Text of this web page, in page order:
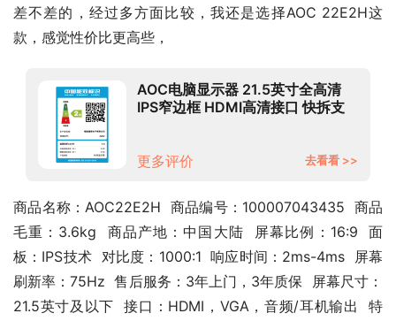
差不差的，经过多方面比较，我还是选择AOC 22E2H这
款，感觉性价比更高些，
AOC电脑显示器 21.5英寸全高清
IPS窄边框 HDMI高清接口 快拆支
更多评价
去看看 >>
商品名称：AOC22E2H  商品编号：100007043435  商品
毛重：3.6kg  商品产地：中国大陆  屏幕比例：16:9  面
板：IPS技术  对比度：1000:1  响应时间：2ms-4ms  屏幕
刷新率：75Hz  售后服务：3年上门，3年质保  屏幕尺寸：
21.5英寸及以下  接口：HDMI，VGA，音频/耳机输出  特